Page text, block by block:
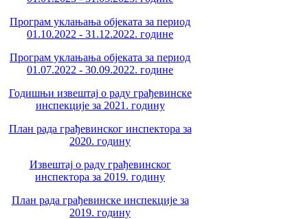
Програм уклањања објеката за период
01.10.2022 - 31.12.2022. године
Програм уклањања објеката за период
01.07.2022 - 30.09.2022. године
Годишњи извештај о раду грађевинске
инспекције за 2021. годину
План рада грађевинског инспектора за
2020. годину
Извештај о раду грађевинског
инспектора за 2019. годину
План рада грађевинске инспекције за
2019. годину